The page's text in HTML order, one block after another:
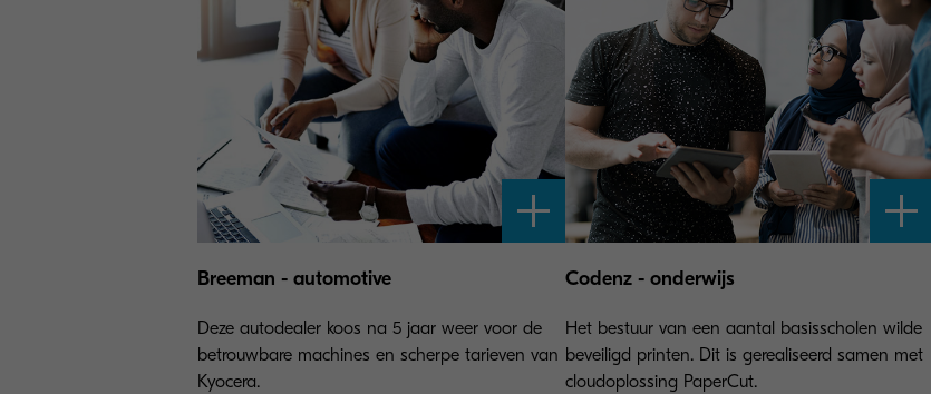
Breeman - automotive
Deze autodealer koos na 5 jaar weer voor de
betrouwbare machines en scherpe tarieven van
Kyocera.
Codenz - onderwijs
Het bestuur van een aantal basisscholen wilde
beveiligd printen. Dit is gerealiseerd samen met
cloudoplossing PaperCut.